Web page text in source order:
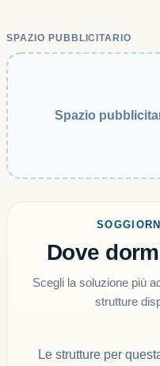
SPAZIO PUBBLICITARIO
Spazio
Dove
Scegli la soluzione più
strutture
Le strutture per